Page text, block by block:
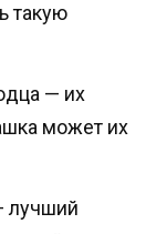
такую
— их
может их
лучший